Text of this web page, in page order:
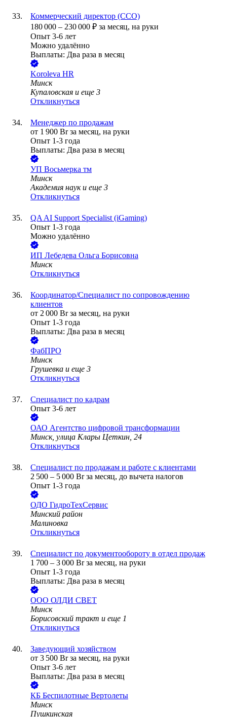
Коммерческий директор (CCO)
180 000 – 230 000 ₽ за месяц, на руки
Опыт 3-6 лет
Можно удалённо
Выплаты: Два раза в месяц
Koroleva HR
Минск
Купаловская и еще 3
Откликнуться
Менеджер по продажам
от 1 900 Br за месяц, на руки
Опыт 1-3 года
Выплаты: Два раза в месяц
УП Восьмерка тм
Минск
Академия наук и еще 3
Откликнуться
QA AI Support Specialist (iGaming)
Опыт 1-3 года
Можно удалённо
ИП Лебедева Ольга Борисовна
Минск
Откликнуться
Координатор/Специалист по сопровождению
клиентов
от 2 000 Br за месяц, на руки
Опыт 1-3 года
Выплаты: Два раза в месяц
ФабПРО
Минск
Грушевка и еще 3
Откликнуться
Специалист по кадрам
Опыт 3-6 лет
ОАО Агентство цифровой трансформации
Минск, улица Клары Цеткин, 24
Откликнуться
Специалист по продажам и работе с клиентами
2 500 – 5 000 Br за месяц, до вычета налогов
Опыт 1-3 года
ОДО ГидроТехСервис
Минский район
Малиновка
Откликнуться
Специалист по документообороту в отдел продаж
1 700 – 3 000 Br за месяц, на руки
Опыт 1-3 года
Выплаты: Два раза в месяц
ООО ОЛДИ СВЕТ
Минск
Борисовский тракт и еще 1
Откликнуться
Заведующий хозяйством
от 3 500 Br за месяц, на руки
Опыт 3-6 лет
Выплаты: Два раза в месяц
КБ Беспилотные Вертолеты
Минск
Пушкинская